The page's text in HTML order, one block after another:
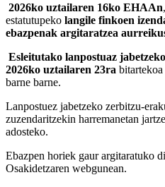
2026ko uztailaren 16ko EHAAn
estatutupeko langile finkoen
ebazpenak argitaratzea
Esleitutako lanpostuaz
2026ko uztailaren 23ra
barne barne.
Lanpostuez jabetzeko zerbitzu-
zuzendaritzekin harremanetan
adosteko.
Ebazpen horiek gaur argitaratuko
Osakidetzaren webgunean.